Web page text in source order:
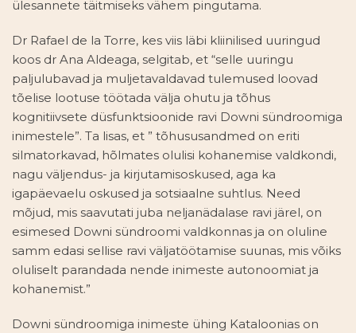
ülesannete täitmiseks vähem pingutama.
Dr Rafael de la Torre, kes viis läbi kliinilised uuringud
koos dr Ana Aldeaga, selgitab, et “selle uuringu
paljulubavad ja muljetavaldavad tulemused loovad
tõelise lootuse töötada välja ohutu ja tõhus
kognitiivsete düsfunktsioonide ravi Downi sündroomiga
inimestele”. Ta lisas, et ” tõhususandmed on eriti
silmatorkavad, hõlmates olulisi kohanemise valdkondi,
nagu väljendus- ja kirjutamisoskused, aga ka
igapäevaelu oskused ja sotsiaalne suhtlus. Need
mõjud, mis saavutati juba neljanädalase ravi järel, on
esimesed Downi sündroomi valdkonnas ja on oluline
samm edasi sellise ravi väljatöötamise suunas, mis võiks
oluliselt parandada nende inimeste autonoomiat ja
kohanemist.”
Downi sündroomiga inimeste ühing Kataloonias on